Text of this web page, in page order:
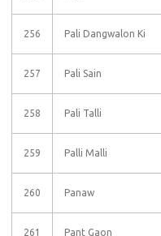
256 Pali Dangwalon Ki
257 Pali Sain
258 Pali Talli
259 Palli Malli
260 Panaw
261 Pant Gaon